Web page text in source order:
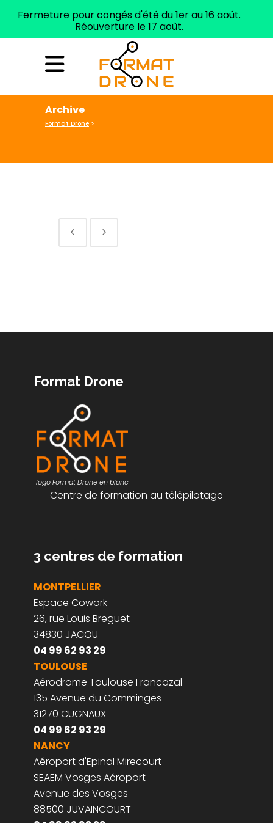
ELIGIBLE CPF Tél. 04 99 62 93 29
Archive
No posts were found.
Format Drone
MONTPELLIER
Espace Cowork
26, rue Louis Breguet
34830 JACOU
04 99 62 93 29
TOULOUSE
Aérodrome Toulouse Francazal
135 Avenue du Comminges
31270 CUGNAUX
04 99 62 93 29
NANCY
Aéroport d'Epinal Mirecourt
SEAEM Vosges Aéroport
Avenue des Vosges
Fermeture pour congés d'été du 1er au 16 août.
Réouverture le 17 août.